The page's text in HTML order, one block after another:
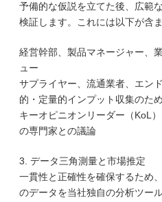
予備的な仮説を立てた後、広範
検証します。これには以下が含
経営幹部、製品マネージャー、
ュー
サプライヤー、流通業者、エン
的・定量的インプット収集のた
キーオピニオンリーダー（KoL
の専門家との議論
3. データ三角測量と市場推定
一貫性と正確性を確保するため
のデータを当社独自の分析ツー